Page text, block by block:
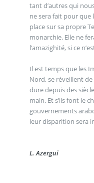
tant d’autres qui
ne sera fait pour que
place sur sa propre
monarchie. Elle ne
l’amazighité, si ce
Il est temps que les
Nord, se réveillent
dure depuis des
main. Et s’ils font le choix d’être gouvernés
gouvernements arabo-islamistes, voyous de surcroît,
leur disparition sera
L. Azergui